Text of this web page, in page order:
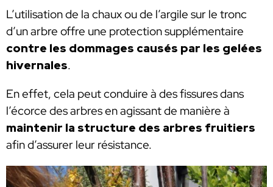
L’utilisation de la chaux ou de l’argile sur le tronc
d’un arbre offre une protection supplémentaire
contre les dommages causés par les gelées
hivernales.
En effet, cela peut conduire à des fissures dans
l’écorce des arbres en agissant de manière à
maintenir la structure des arbres fruitiers
afin d’assurer leur résistance.